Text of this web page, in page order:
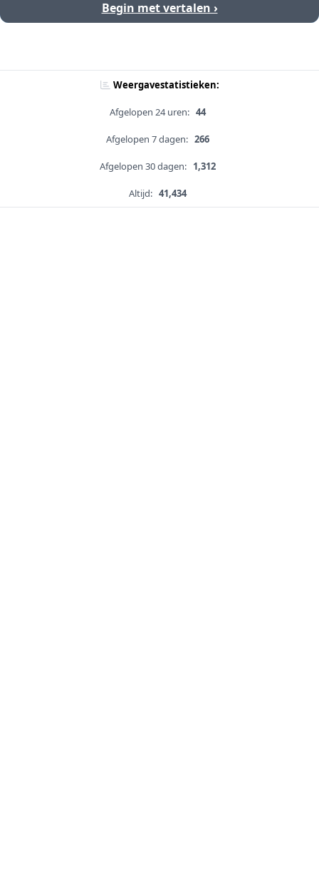
Begin met vertalen ›
Weergavestatistieken:
Afgelopen 24 uren: 44
Afgelopen 7 dagen: 266
Afgelopen 30 dagen: 1,312
Altijd: 41,434